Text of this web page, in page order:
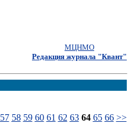
МЦНМО
Редакция журнала "Квант"
57 58 59 60 61 62 63 64 65 66 >>